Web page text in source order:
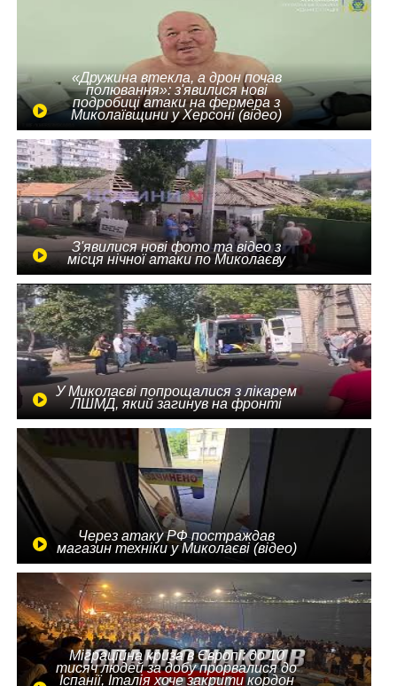
«Дружина втекла, а дрон почав
полювання»: з'явилися нові
подробиці атаки на фермера з
Миколаївщини у Херсоні (відео)
З'явилися нові фото та відео з
місця нічної атаки по Миколаєву
У Миколаєві попрощалися з лікарем
ЛШМД, який загинув на фронті
Через атаку РФ постраждав
магазин техніки у Миколаєві (відео)
Міграційна криза в Європі: до 10
тисяч людей за добу прорвалися до
Іспанії, Італія хоче закрити кордон